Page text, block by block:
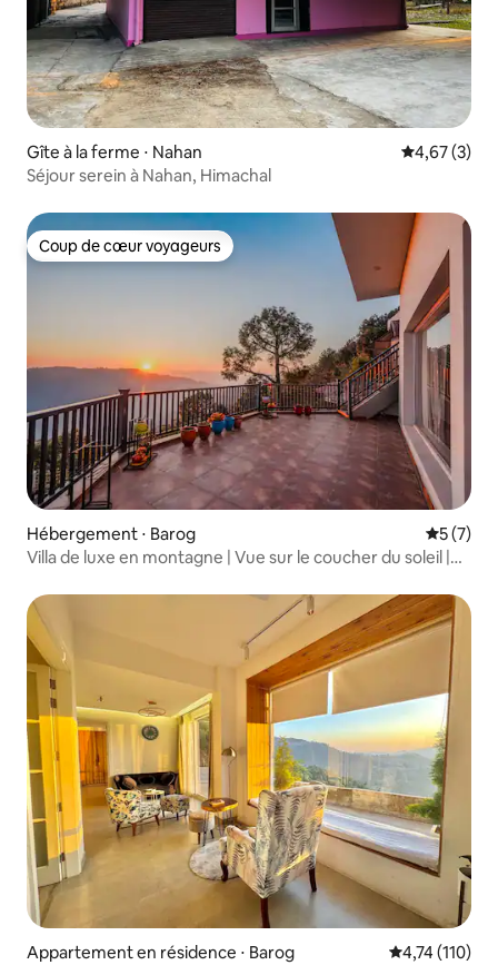
Gîte à la ferme ⋅ Nahan Évaluation
4,67 (3)
Séjour serein à Nahan, Himachal
Coup de cœur voyageurs
Coup de cœur voyageurs
Hébergement ⋅ Barog
5 (7)
Villa de luxe en montagne | Vue sur le coucher du soleil |
Appartement en résidence ⋅ Barog Évaluation
4,74 (110)